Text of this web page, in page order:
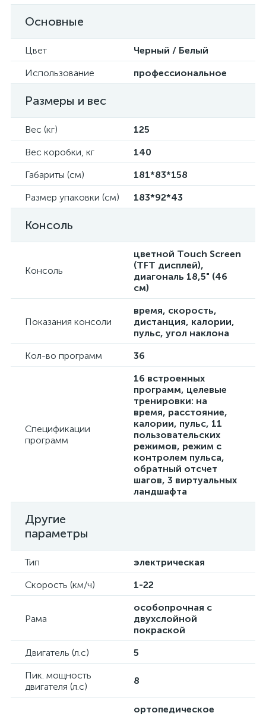
Основные
Цвет
Черный / Белый
Использование
профессиональное
Размеры и вес
Вес (кг)
125
Вес коробки, кг
140
Габариты (см)
181*83*158
Размер упаковки (см)
183*92*43
Консоль
Консоль
цветной Touch Screen
(TFT дисплей),
диагональ 18,5" (46
см)
Показания консоли
время, скорость,
дистанция, калории,
пульс, угол наклона
Кол-во программ
36
Спецификации
программ
16 встроенных
программ, целевые
тренировки: на
время, расстояние,
калории, пульс, 11
пользовательских
режимов, режим с
контролем пульса,
обратный отсчет
шагов, 3 виртуальных
ландшафта
Другие
параметры
Тип
электрическая
Скорость (км/ч)
1-22
Рама
особопрочная с
двухслойной
покраской
Двигатель (л.с)
5
Пик. мощность
двигателя (л.с)
8
ортопедическое